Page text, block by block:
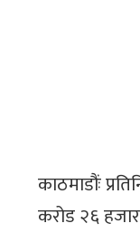
काठमाडौंः
करोड २६